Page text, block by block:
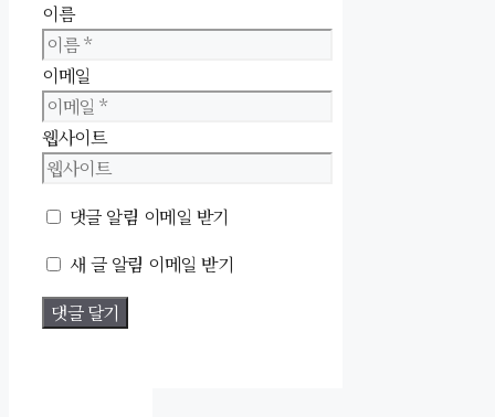
이름
이메일
웹사이트
댓글 알림 이메일 받기
새 글 알림 이메일 받기